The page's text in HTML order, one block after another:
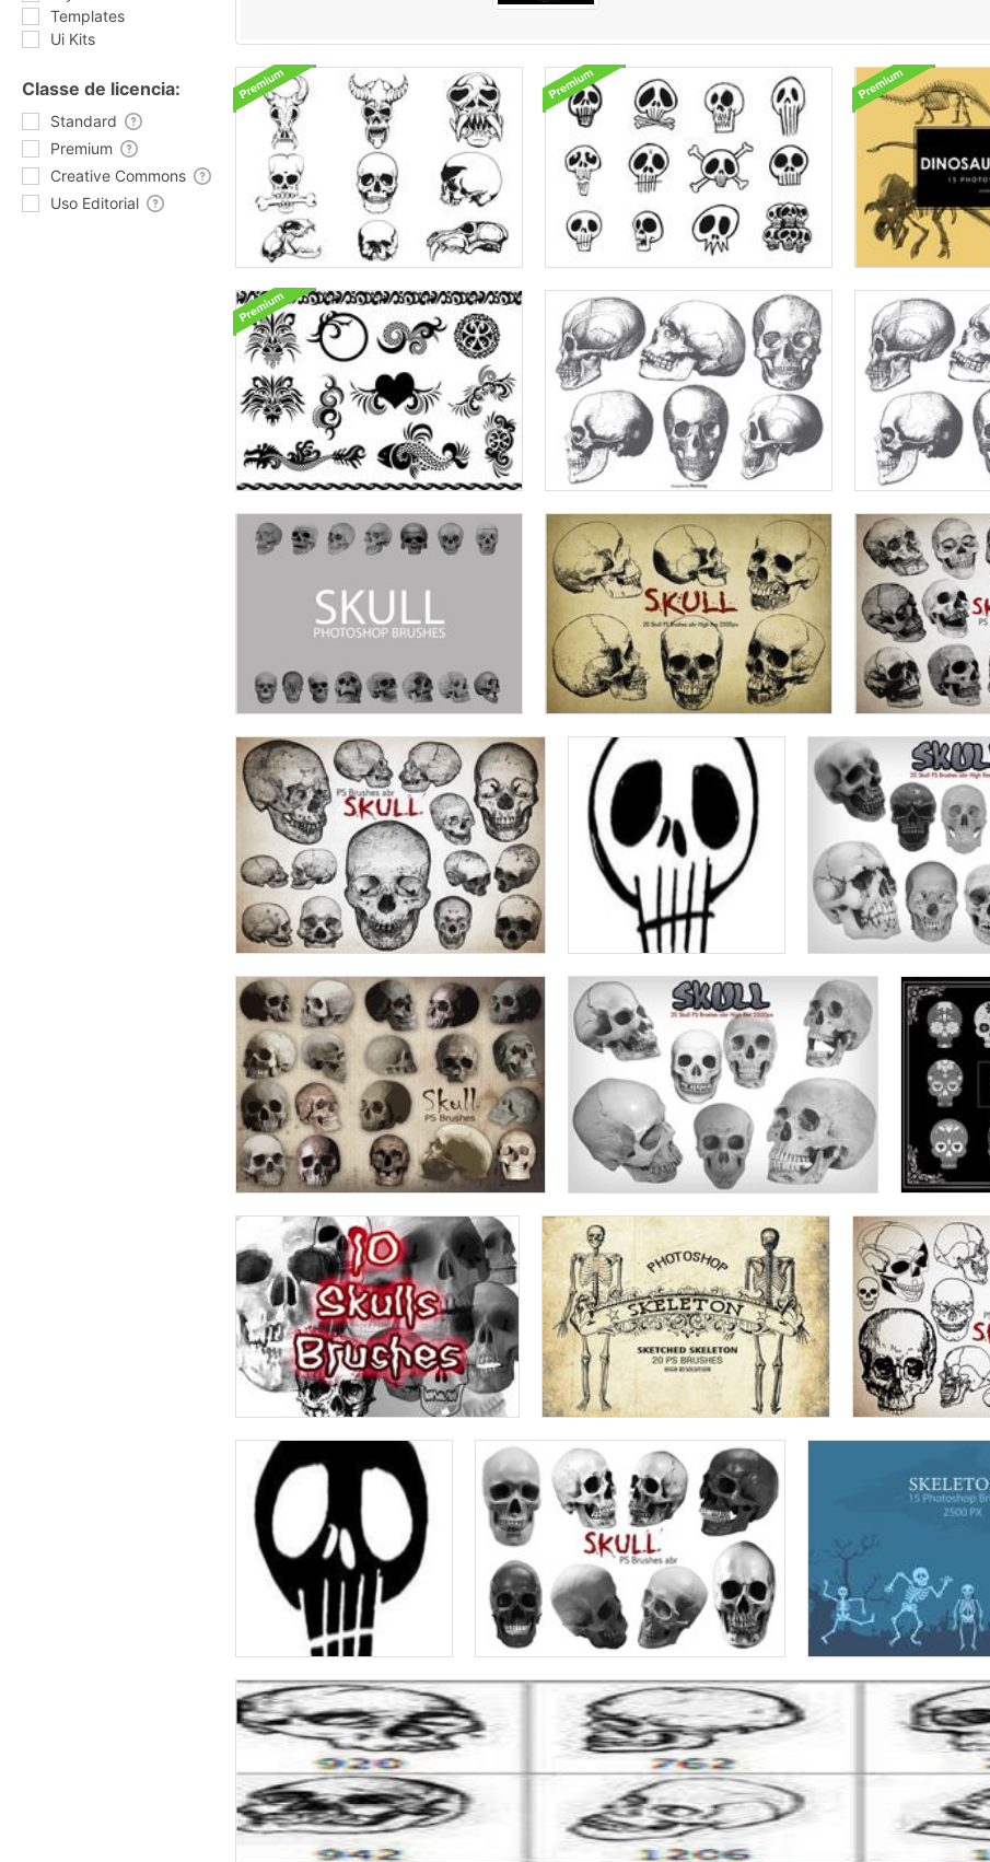
Templates
Ui Kits
Classe de licencia:
Standard
Premium
Creative Commons
Uso Editorial